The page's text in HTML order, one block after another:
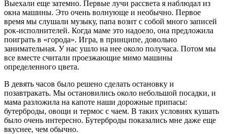
Выехали еще затемно. Первые лучи рассвета я наблюдал из
окна машины. Это очень волнующе и необычно. Первое
время мы слушали музыку, папа возит с собой много записей
рок-исполнителей. Когда маме это надоело, она предложила
поиграть в «города». Игра, в принципе, довольно
занимательная. У нас ушло на нее около получаса. Потом мы
все вместе считали проезжающие мимо машины
определенного цвета.
В девять часов было решено сделать остановку и
позавтракать. Мы остановились около небольшой посадки, и
мама разложила на капоте наши дорожные припасы:
бутерброды, овощи и термос с чаем. В таких условиях кушать
было очень интересно. Бутерброды показались мне даже еще
вкуснее, чем обычно.